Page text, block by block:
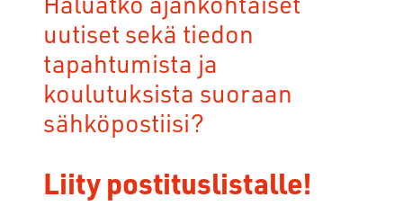
uutiset sekä tiedon
tapahtumista ja
koulutuksista suoraan
sähköpostiisi?
Liity postituslistalle!